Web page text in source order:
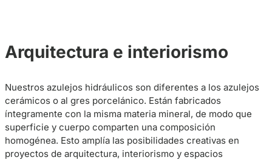
Arquitectura e interiorismo
Nuestros azulejos hidráulicos son diferentes a los azulejos
cerámicos o al gres porcelánico. Están fabricados
íntegramente con la misma materia mineral, de modo que
superficie y cuerpo comparten una composición
homogénea. Esto amplía las posibilidades creativas en
proyectos de arquitectura, interiorismo y espacios